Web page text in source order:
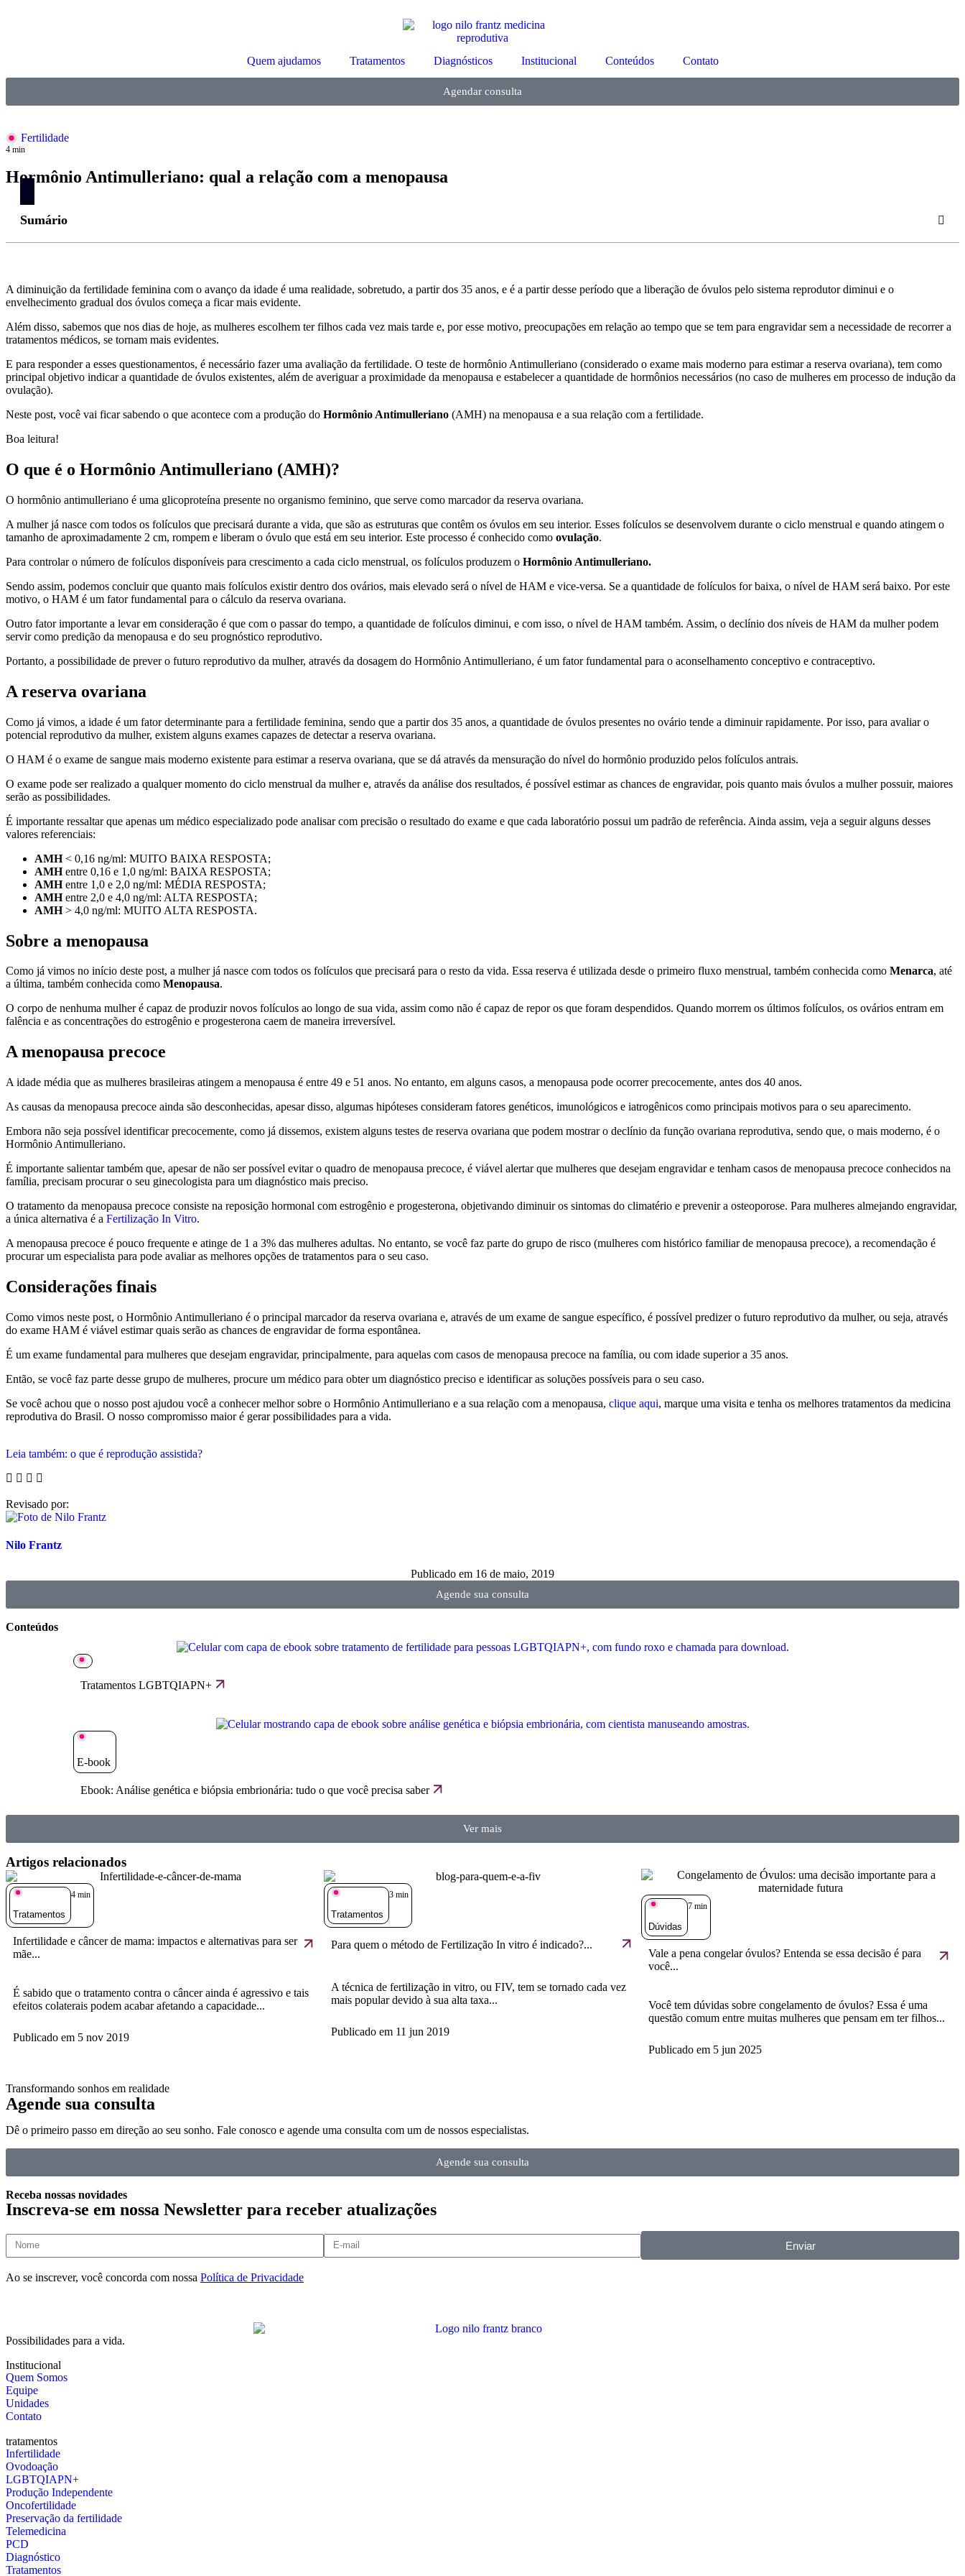
Quem ajudamos Tratamentos Diagnósticos Institucional Conteúdos Contato
Agendar consulta
Fertilidade
4 min
Hormônio Antimulleriano: qual a relação com a menopausa
Sumário
A diminuição da fertilidade feminina com o avanço da idade é uma realidade, sobretudo, a partir dos 35 anos, e é a partir desse período que a liberação de óvulos pelo sistema reprodutor diminui e o
envelhecimento gradual dos óvulos começa a ficar mais evidente.
Além disso, sabemos que nos dias de hoje, as mulheres escolhem ter filhos cada vez mais tarde e, por esse motivo, preocupações em relação ao tempo que se tem para engravidar sem a necessidade de recorrer a
tratamentos médicos, se tornam mais evidentes.
E para responder a esses questionamentos, é necessário fazer uma avaliação da fertilidade. O teste de hormônio Antimulleriano (considerado o exame mais moderno para estimar a reserva ovariana), tem como
principal objetivo indicar a quantidade de óvulos existentes, além de averiguar a proximidade da menopausa e estabelecer a quantidade de hormônios necessários (no caso de mulheres em processo de indução da
ovulação).
Neste post, você vai ficar sabendo o que acontece com a produção do Hormônio Antimulleriano (AMH) na menopausa e a sua relação com a fertilidade.
Boa leitura!
O que é o Hormônio Antimulleriano (AMH)?
O hormônio antimulleriano é uma glicoproteína presente no organismo feminino, que serve como marcador da reserva ovariana.
A mulher já nasce com todos os folículos que precisará durante a vida, que são as estruturas que contêm os óvulos em seu interior. Esses folículos se desenvolvem durante o ciclo menstrual e quando atingem o
tamanho de aproximadamente 2 cm, rompem e liberam o óvulo que está em seu interior. Este processo é conhecido como ovulação.
Para controlar o número de folículos disponíveis para crescimento a cada ciclo menstrual, os folículos produzem o Hormônio Antimulleriano.
Sendo assim, podemos concluir que quanto mais folículos existir dentro dos ovários, mais elevado será o nível de HAM e vice-versa. Se a quantidade de folículos for baixa, o nível de HAM será baixo. Por este
motivo, o HAM é um fator fundamental para o cálculo da reserva ovariana.
Outro fator importante a levar em consideração é que com o passar do tempo, a quantidade de folículos diminui, e com isso, o nível de HAM também. Assim, o declínio dos níveis de HAM da mulher podem
servir como predição da menopausa e do seu prognóstico reprodutivo.
Portanto, a possibilidade de prever o futuro reprodutivo da mulher, através da dosagem do Hormônio Antimulleriano, é um fator fundamental para o aconselhamento conceptivo e contraceptivo.
A reserva ovariana
Como já vimos, a idade é um fator determinante para a fertilidade feminina, sendo que a partir dos 35 anos, a quantidade de óvulos presentes no ovário tende a diminuir rapidamente. Por isso, para avaliar o
potencial reprodutivo da mulher, existem alguns exames capazes de detectar a reserva ovariana.
O HAM é o exame de sangue mais moderno existente para estimar a reserva ovariana, que se dá através da mensuração do nível do hormônio produzido pelos folículos antrais.
O exame pode ser realizado a qualquer momento do ciclo menstrual da mulher e, através da análise dos resultados, é possível estimar as chances de engravidar, pois quanto mais óvulos a mulher possuir, maiores
serão as possibilidades.
É importante ressaltar que apenas um médico especializado pode analisar com precisão o resultado do exame e que cada laboratório possui um padrão de referência. Ainda assim, veja a seguir alguns desses
valores referenciais:
AMH< 0,16 ng/ml: MUITO BAIXA RESPOSTA;
AMHentre 0,16 e 1,0 ng/ml: BAIXA RESPOSTA;
AMHentre 1,0 e 2,0 ng/ml: MÉDIA RESPOSTA;
AMHentre 2,0 e 4,0 ng/ml: ALTA RESPOSTA;
AMH> 4,0 ng/ml: MUITO ALTA RESPOSTA.
Sobre a menopausa
Como já vimos no início deste post, a mulher já nasce com todos os folículos que precisará para o resto da vida. Essa reserva é utilizada desde o primeiro fluxo menstrual, também conhecida como Menarca, até
a última, também conhecida como Menopausa.
O corpo de nenhuma mulher é capaz de produzir novos folículos ao longo de sua vida, assim como não é capaz de repor os que foram despendidos. Quando morrem os últimos folículos, os ovários entram em
falência e as concentrações do estrogênio e progesterona caem de maneira irreversível.
A menopausa precoce
A idade média que as mulheres brasileiras atingem a menopausa é entre 49 e 51 anos. No entanto, em alguns casos, a menopausa pode ocorrer precocemente, antes dos 40 anos.
As causas da menopausa precoce ainda são desconhecidas, apesar disso, algumas hipóteses consideram fatores genéticos, imunológicos e iatrogênicos como principais motivos para o seu aparecimento.
Embora não seja possível identificar precocemente, como já dissemos, existem alguns testes de reserva ovariana que podem mostrar o declínio da função ovariana reprodutiva, sendo que, o mais moderno, é o
Hormônio Antimulleriano.
É importante salientar também que, apesar de não ser possível evitar o quadro de menopausa precoce, é viável alertar que mulheres que desejam engravidar e tenham casos de menopausa precoce conhecidos na
família, precisam procurar o seu ginecologista para um diagnóstico mais preciso.
O tratamento da menopausa precoce consiste na reposição hormonal com estrogênio e progesterona, objetivando diminuir os sintomas do climatério e prevenir a osteoporose. Para mulheres almejando engravidar,
a única alternativa é a Fertilização In Vitro.
A menopausa precoce é pouco frequente e atinge de 1 a 3% das mulheres adultas. No entanto, se você faz parte do grupo de risco (mulheres com histórico familiar de menopausa precoce), a recomendação é
procurar um especialista para pode avaliar as melhores opções de tratamentos para o seu caso.
Considerações finais
Como vimos neste post, o Hormônio Antimulleriano é o principal marcador da reserva ovariana e, através de um exame de sangue específico, é possível predizer o futuro reprodutivo da mulher, ou seja, através
do exame HAM é viável estimar quais serão as chances de engravidar de forma espontânea.
É um exame fundamental para mulheres que desejam engravidar, principalmente, para aquelas com casos de menopausa precoce na família, ou com idade superior a 35 anos.
Então, se você faz parte desse grupo de mulheres, procure um médico para obter um diagnóstico preciso e identificar as soluções possíveis para o seu caso.
Se você achou que o nosso post ajudou você a conhecer melhor sobre o Hormônio Antimulleriano e a sua relação com a menopausa, clique aqui, marque uma visita e tenha os melhores tratamentos da medicina
reprodutiva do Brasil. O nosso compromisso maior é gerar possibilidades para a vida.
Leia também: o que é reprodução assistida?
Revisado por:
Nilo Frantz
Publicado em 16 de maio, 2019
Agende sua consulta
Conteúdos
Tratamentos LGBTQIAPN+
E-book
Ebook: Análise genética e biópsia embrionária: tudo o que você precisa saber
Ver mais
Artigos relacionados
Tratamentos
4 min
Infertilidade e câncer de mama: impactos e alternativas para ser
mãe...
É sabido que o tratamento contra o câncer ainda é agressivo e tais
efeitos colaterais podem acabar afetando a capacidade...
Publicado em 5 nov 2019
Tratamentos
3 min
Para quem o método de Fertilização In vitro é indicado?...
A técnica de fertilização in vitro, ou FIV, tem se tornado cada vez
mais popular devido à sua alta taxa...
Publicado em 11 jun 2019
Dúvidas
7 min
Vale a pena congelar óvulos? Entenda se essa decisão é para
você...
Você tem dúvidas sobre congelamento de óvulos? Essa é uma
questão comum entre muitas mulheres que pensam em ter filhos...
Publicado em 5 jun 2025
Transformando sonhos em realidade
Agende sua consulta
Dê o primeiro passo em direção ao seu sonho. Fale conosco e agende uma consulta com um de nossos especialistas.
Agende sua consulta
Receba nossas novidades
Inscreva-se em nossa Newsletter para receber atualizações
Enviar
Ao se inscrever, você concorda com nossa Política de Privacidade
Possibilidades para a vida.
Institucional
Quem Somos
Equipe
Unidades
Contato
tratamentos
Infertilidade
Ovodoação
LGBTQIAPN+
Produção Independente
Oncofertilidade
Preservação da fertilidade
Telemedicina
PCD
Diagnóstico
Tratamentos